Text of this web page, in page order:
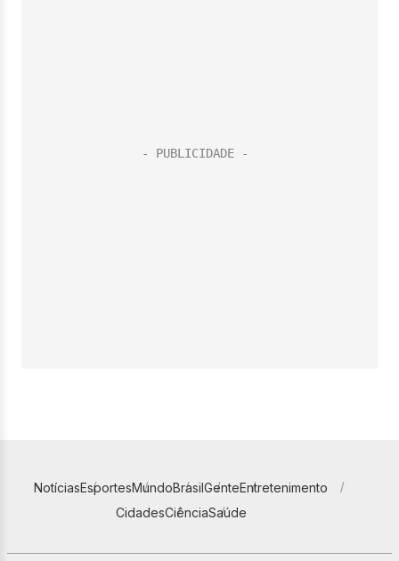
NotíciasEsportesMundoBrasilGenteEntretenimento
CidadesCiênciaSaúde